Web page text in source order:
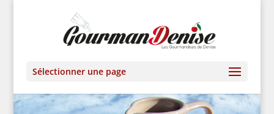
Sélectionner une page